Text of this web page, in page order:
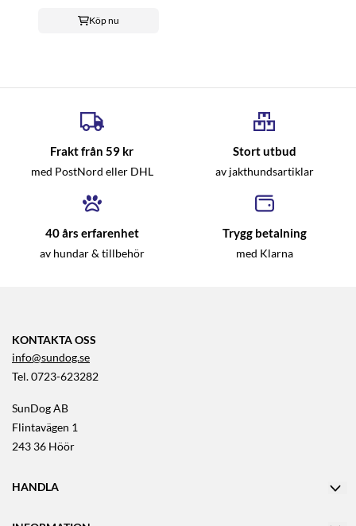
Köp nu
Frakt från 59 kr
med PostNord eller DHL
Stort utbud
av jakthundsartiklar
40 års erfarenhet
av hundar & tillbehör
Trygg betalning
med Klarna
KONTAKTA OSS
info@sundog.se
Tel. 0723-623282
SunDog AB
Flintavägen 1
243 36 Höör
HANDLA